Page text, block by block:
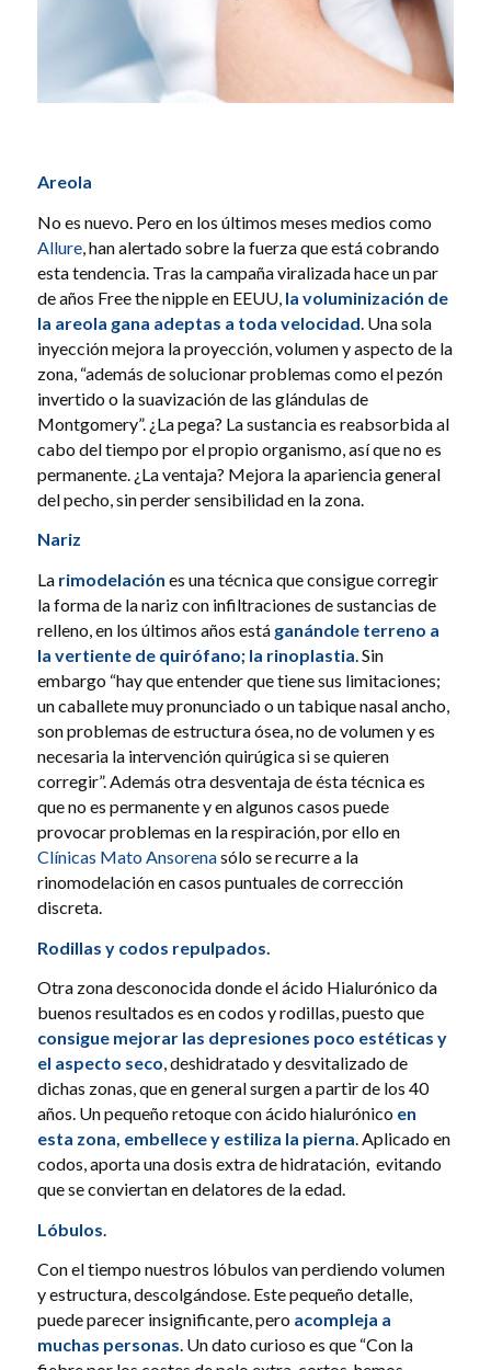
Areola
No es nuevo. Pero en los últimos meses medios como
Allure, han alertado sobre la fuerza que está cobrando
esta tendencia. Tras la campaña viralizada hace un par
de años Free the nippleen EEUU, la voluminización de
la areola gana adeptas a toda velocidad . Una sola
inyección mejora la proyección, volumen y aspecto de la
zona, “además de solucionar problemas como el pezón
invertido o la suavización de las glándulas de
Montgomery”. ¿La pega? La sustancia es reabsorbida al
cabo del tiempo por el propio organismo, así que no es
permanente. ¿La ventaja? Mejora la apariencia general
del pecho, sin perder sensibilidad en la zona.
Nariz
Larimodelación es una técnica que consigue corregir
la forma de la nariz con infiltraciones de sustancias de
relleno, en los últimos años estáganándole terreno a
la vertiente de quirófano; la rinoplastia. Sin
embargo “hay que entender que tiene sus limitaciones;
un caballete muy pronunciado o un tabique nasal ancho,
son problemas de estructura ósea, no de volumen y es
necesaria la intervención quirúgica si se quieren
corregir”. Además otra desventaja de ésta técnica es
que no es permanente y en algunos casos puede
provocar problemas en la respiración, por ello en
Clínicas Mato Ansorenasólo se recurre a la
rinomodelación en casos puntuales de corrección
discreta.
Rodillas y codos repulpados.
Otra zona desconocida donde el ácido Hialurónico da
buenos resultados es en codos y rodillas, puesto que
consigue mejorar las depresiones poco estéticas y
el aspecto seco, deshidratado y desvitalizado de
dichas zonas, que en general surgen a partir de los 40
años. Un pequeño retoque con ácido hialurónico en
esta zona, embellece y estiliza la pierna. Aplicado en
codos, aporta una dosis extra de hidratación, evitando
que se conviertan en delatores de la edad.
Lóbulos
Con el tiempo nuestros lóbulos van perdiendo volumen
y estructura, descolgándose. Este pequeño detalle,
puede parecer insignificante, peroacompleja a
muchas personas. Un dato curioso es que “Con la